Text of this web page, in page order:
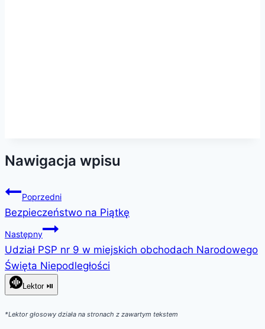
Nawigacja wpisu
Poprzedni
Bezpieczeństwo na Piątkę
Następny
Udział PSP nr 9 w miejskich obchodach Narodowego
Święta Niepodległości
Lektor ⏯
*Lektor głosowy działa na stronach z zawartym tekstem